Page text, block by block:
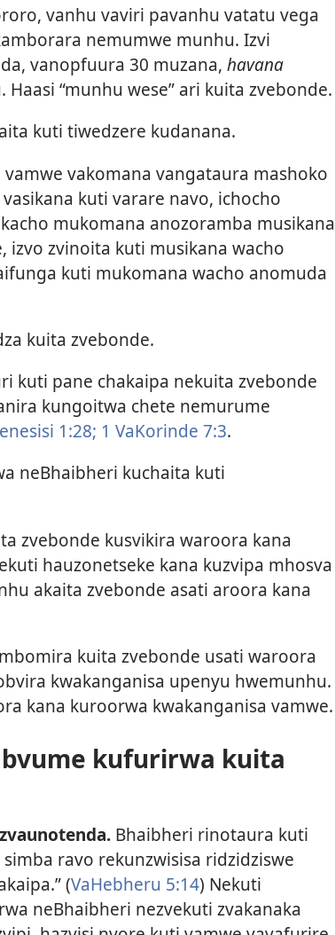
vanhu vaviri pavanhu vatatu vega
nemumwe munhu. Izvi
vanopfuura 30 muzana, havana
“munhu wese” ari kuita zvebonde.
kuti tiwedzere kudanana.
vamwe vakomana vangataura mashoko
kuti varare navo, ichocho
mukomana anozoramba musikana
izvo zvinoita kuti musikana wacho
kuti mukomana wacho anomuda
kuita zvebonde.
kuti pane chakaipa nekuita zvebonde
kungoitwa chete nemurume
1:28; 1 VaKorinde 7:3.
neBhaibheri kuchaita kuti
zvebonde kusvikira waroora kana
hauzonetseke kana kuzvipa mhosva
akaita zvebonde asati aroora kana
kuita zvebonde usati waroora
kwakanganisa upenyu hwemunhu.
kana kuroorwa kwakanganisa vamwe.
kufurirwa kuita
Bhaibheri rinotaura kuti
ravo rekunzwisisa ridzidziswe
(VaHebheru 5:14) Nekuti
neBhaibheri nezvekuti zvakanaka